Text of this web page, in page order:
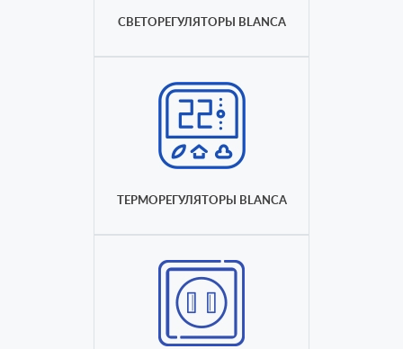
СВЕТОРЕГУЛЯТОРЫ BLANCA
ТЕРМОРЕГУЛЯТОРЫ BLANCA